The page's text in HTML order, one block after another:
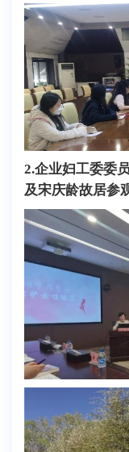
2.企业妇工委委
及宋庆龄故居参